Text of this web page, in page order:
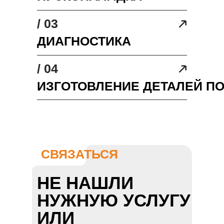
ДИАГНОСТИКА
/ 03
ИЗГОТОВЛЕНИЕ ДЕТАЛЕЙ
/ 04
НЕ НАШЛИ
НУЖНУЮ УСЛУГУ
ИЛИ
СВЯЗАТЬСЯ